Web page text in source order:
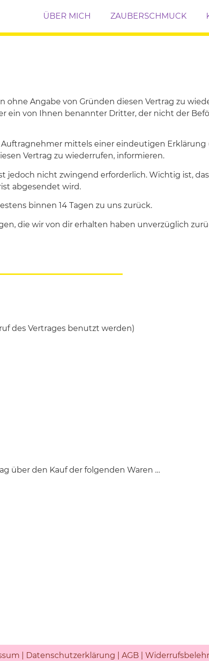
ÜBER MICH ZAUBERSCHMUCK
ohne Angabe von Gründen diesen Vertrag zu
ein von Ihnen benannter Dritter, der nicht der
mittels einer eindeutigen
Vertrag zu wiederrufen, informieren.
jedoch nicht zwingend erforderlich. Wichtig ist,
abgesendet wird.
binnen 14 Tagen zu uns zurück.
die wir von dir erhalten haben unverzüglich
des Vertrages benutzt werden)
über den Kauf der folgenden Waren …
Datenschutzerklärung AGB